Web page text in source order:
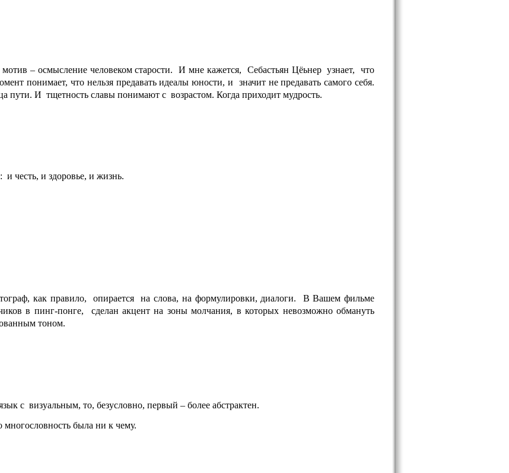
мотив – осмысление человеком старости. И мне кажется, Себастьян Цёьнер узнает,
что
понимает, что нельзя предавать идеалы юности, и
значит не предавать самого себя.
пути. И тщетность славы понимают с возрастом. Когда приходит мудрость.
и честь, и здоровье, и жизнь.
как правило, опирается на слова, на формулировки, диалоги.
В Вашем фильме
в пинг-понге,
сделан акцент на зоны молчания, в которых невозможно обмануть
тоном.
с визуальным, то, безусловно, первый – более абстрактен.
была ни к чему.